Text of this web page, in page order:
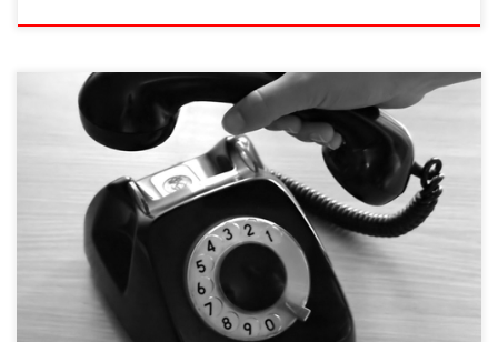
Дзвінки на номери з кодами 090 та 070 – платні! Рубрика, яка в
нашій газеті викриває шахраїв і їхні «відносно чесні способи
відбирання грошей у громадян», отримала жвавий відгук
читачів. Тож будемо й далі створювати перешкоди
лохотронщикам у їхній діяльності публікаціями реальних
історій, у які втрапляли наші краяни і якими […]